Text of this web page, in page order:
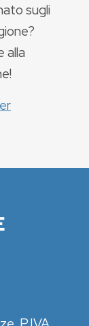
sugli
alla